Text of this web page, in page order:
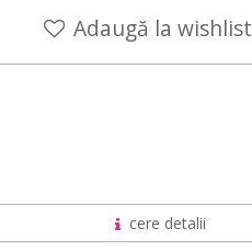
Adaugă la wishlist
cere detalii